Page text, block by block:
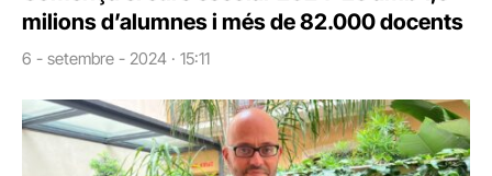
milions d’alumnes i més de 82.000 docents
6 - setembre - 2024 · 15:11